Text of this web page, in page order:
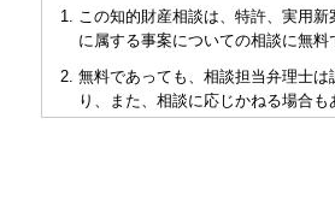
この知的財産相談は、特許、実用
に属する事案についての相談に無料
無料であっても、相談担当弁理士
り、また、相談に応じかねる場合も
も当会も法的責任を負うものでは
多くの相談に応じるため、相談時